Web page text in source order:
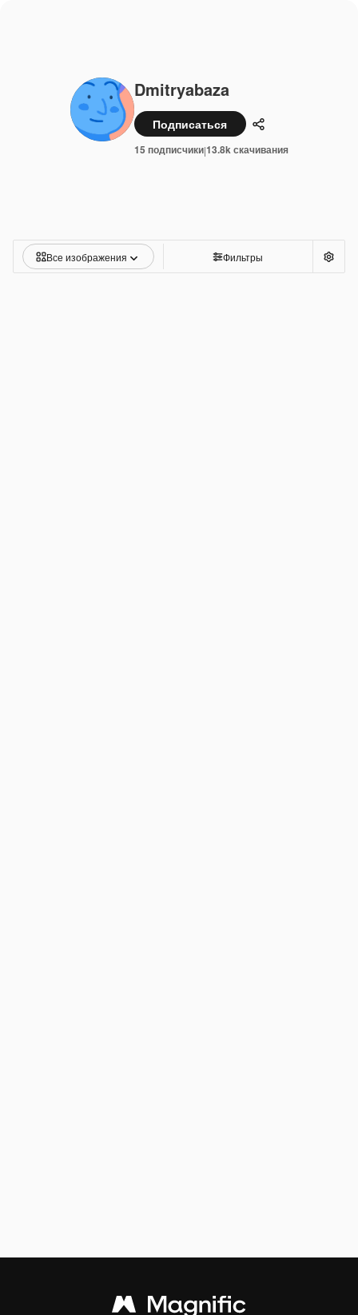
Dmitryabaza
Подписаться Поделиться
15 подписчики|13.8k скачивания
Все изображения Фильтры